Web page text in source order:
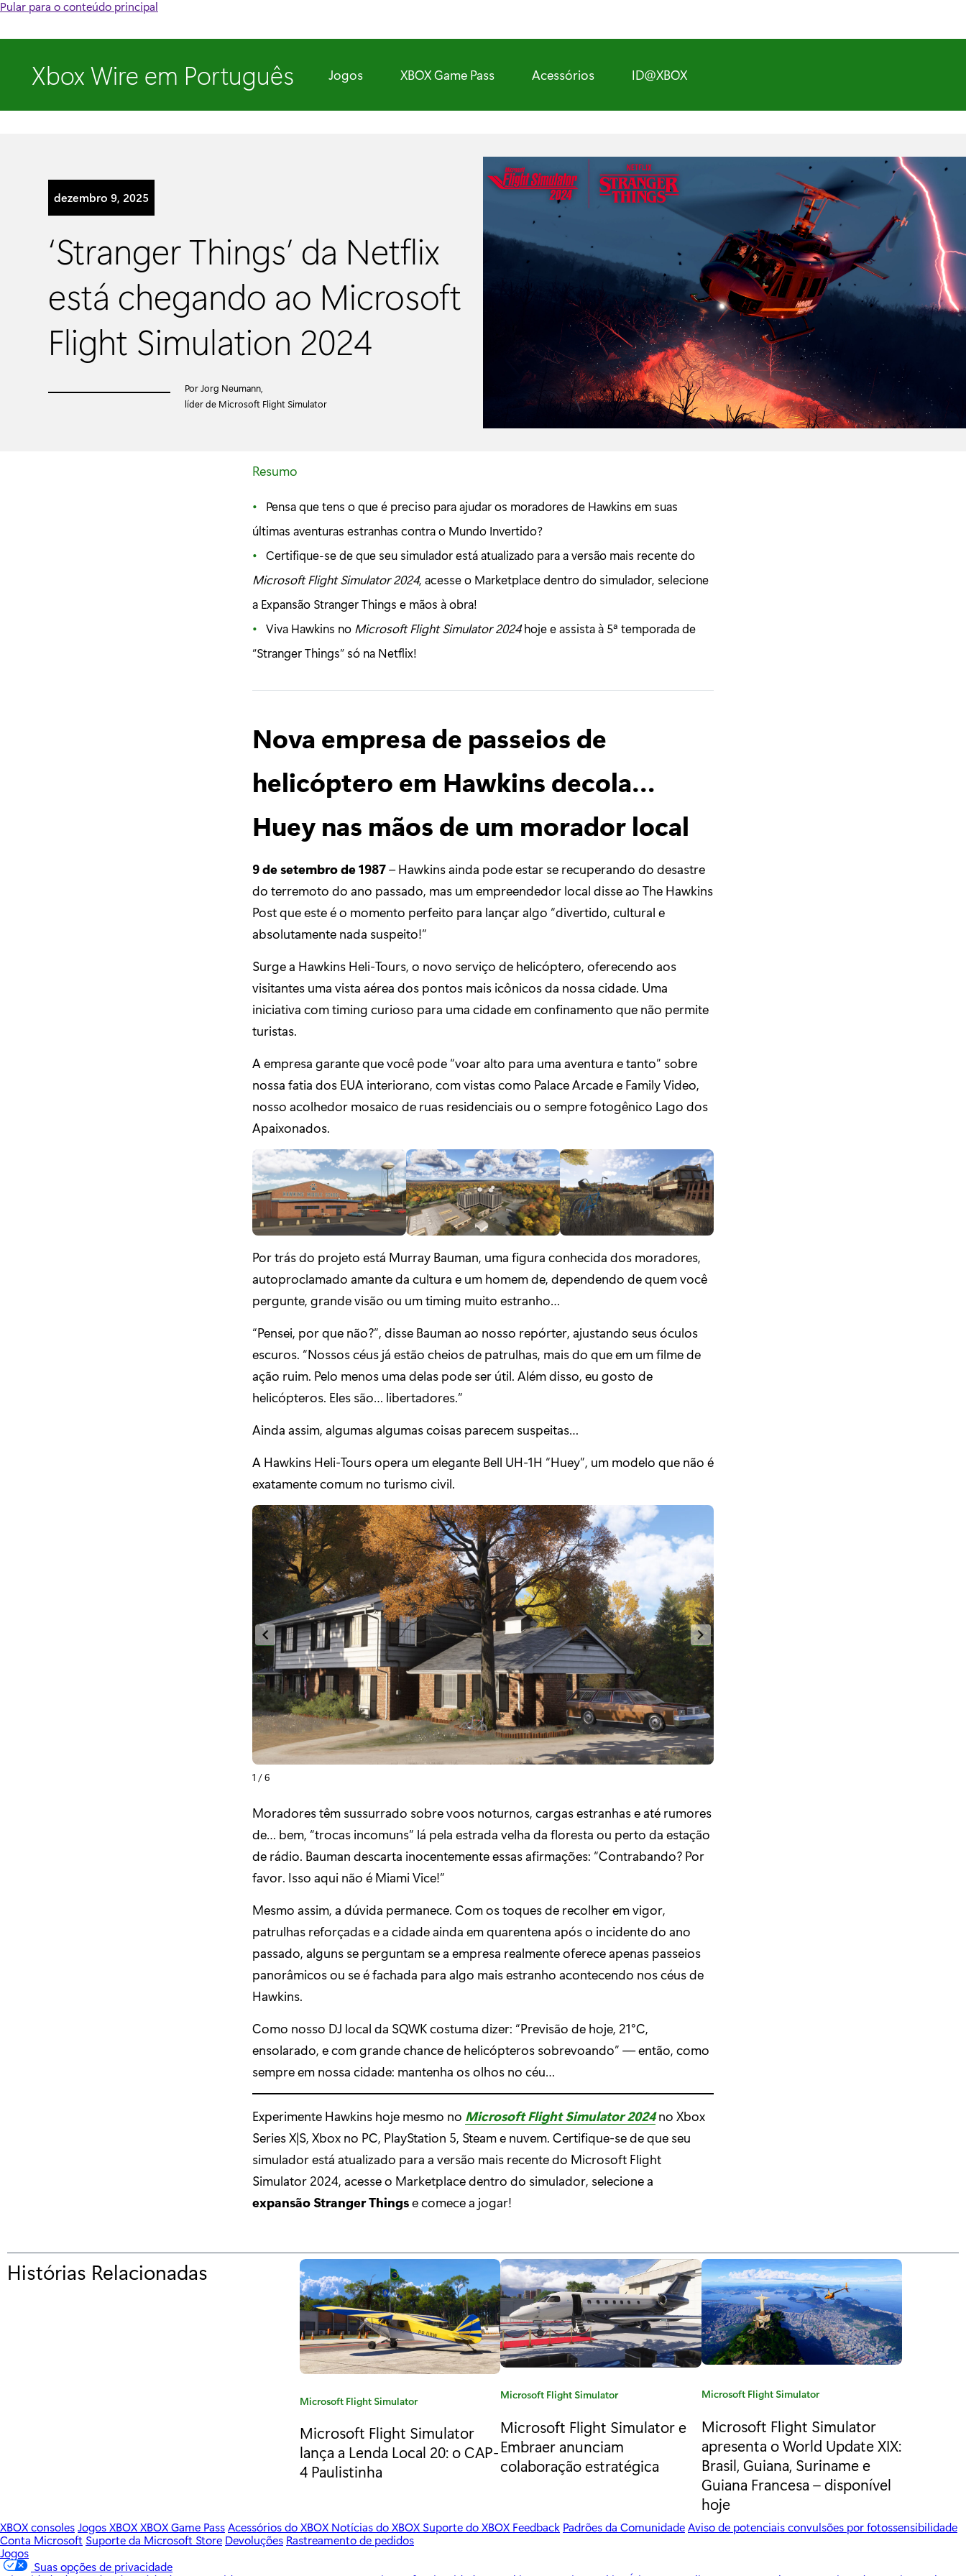
Pular para o conteúdo principal
Xbox Wire em Português Jogos XBOX Game Pass Acessórios ID@XBOX
dezembro 9, 2025
‘Stranger Things’ da Netflix
está chegando ao Microsoft
Flight Simulation 2024
Por Jorg Neumann,
líder de Microsoft Flight Simulator
Resumo
Pensa que tens o que é preciso para ajudar os moradores de Hawkins em suas
últimas aventuras estranhas contra o Mundo Invertido?
Certifique-se de que seu simulador está atualizado para a versão mais recente do
Microsoft Flight Simulator 2024, acesse o Marketplace dentro do simulador, selecione
a Expansão Stranger Things e mãos à obra!
Viva Hawkins no Microsoft Flight Simulator 2024hoje e assista à 5ª temporada de
“Stranger Things” só na Netflix!
Nova empresa de passeios de
helicóptero em Hawkins decola…
Huey nas mãos de um morador local
9 de setembro de 1987– Hawkins ainda pode estar se recuperando do desastre
do terremoto do ano passado, mas um empreendedor local disse ao The Hawkins
Post que este é o momento perfeito para lançar algo “divertido, cultural e
absolutamente nada suspeito!”
Surge a Hawkins Heli-Tours, o novo serviço de helicóptero, oferecendo aos
visitantes uma vista aérea dos pontos mais icônicos da nossa cidade. Uma
iniciativa com timing curioso para uma cidade em confinamento que não permite
turistas.
A empresa garante que você pode “voar alto para uma aventura e tanto” sobre
nossa fatia dos EUA interiorano, com vistas como Palace Arcade e Family Video,
nosso acolhedor mosaico de ruas residenciais ou o sempre fotogênico Lago dos
Apaixonados.
Por trás do projeto está Murray Bauman, uma figura conhecida dos moradores,
autoproclamado amante da cultura e um homem de, dependendo de quem você
pergunte, grande visão ou um timing muito estranho…
“Pensei, por que não?”, disse Bauman ao nosso repórter, ajustando seus óculos
escuros. “Nossos céus já estão cheios de patrulhas, mais do que em um filme de
ação ruim. Pelo menos uma delas pode ser útil. Além disso, eu gosto de
helicópteros. Eles são… libertadores.”
Ainda assim, algumas algumas coisas parecem suspeitas…
A Hawkins Heli-Tours opera um elegante Bell UH-1H “Huey”, um modelo que não é
exatamente comum no turismo civil.
1 / 6
Moradores têm sussurrado sobre voos noturnos, cargas estranhas e até rumores
de… bem, “trocas incomuns” lá pela estrada velha da floresta ou perto da estação
de rádio. Bauman descarta inocentemente essas afirmações: “Contrabando? Por
favor. Isso aqui não é Miami Vice!”
Mesmo assim, a dúvida permanece. Com os toques de recolher em vigor,
patrulhas reforçadas e a cidade ainda em quarentena após o incidente do ano
passado, alguns se perguntam se a empresa realmente oferece apenas passeios
panorâmicos ou se é fachada para algo mais estranho acontecendo nos céus de
Hawkins.
Como nosso DJ local da SQWK costuma dizer: “Previsão de hoje, 21°C,
ensolarado, e com grande chance de helicópteros sobrevoando” — então, como
sempre em nossa cidade: mantenha os olhos no céu…
Experimente Hawkins hoje mesmo no Microsoft Flight Simulator 2024no Xbox
Series X|S, Xbox no PC, PlayStation 5, Steam e nuvem. Certifique-se de que seu
simulador está atualizado para a versão mais recente do Microsoft Flight
Simulator 2024, acesse o Marketplace dentro do simulador, selecione a
expansão Stranger Thingse comece a jogar!
Histórias Relacionadas
n
C
t
e
g
a
:
Microsoft Flight Simulator
Microsoft Flight Simulator
lança a Lenda Local 20: o CAP-
4 Paulistinha
C
t
e
a
Microsoft Flight Simulator
Microsoft Flight Simulator e
Embraer anunciam
colaboração estratégica
C
t
e
g
r
i
a
Microsoft Flight Simulator
Microsoft Flight Simulator
apresenta o World Update XIX:
Brasil, Guiana, Suriname e
Guiana Francesa – disponível
hoje
XBOX consolesJogos XBOXXBOX Game PassAcessórios do XBOX Notícias do XBOX Suporte do XBOX Feedback Padrões da ComunidadeAviso de potenciais convulsões por fotossensibilidade
Conta Microsoft Suporte da Microsoft Store Devoluções Rastreamento de pedidos
Jogos
Suas opções de privacidade